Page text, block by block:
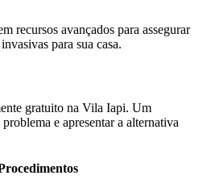
recursos avançados para assegurar
para sua casa.
gratuito na Vila Iapi. Um
e apresentar a alternativa